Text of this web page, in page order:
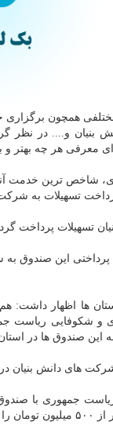
همچون
بنیان و.... در نظر
معرفی هر چه بهتر
شاخص ترین خدمت
تسهیلات به
شكوفایی ریاست
جمهوری با